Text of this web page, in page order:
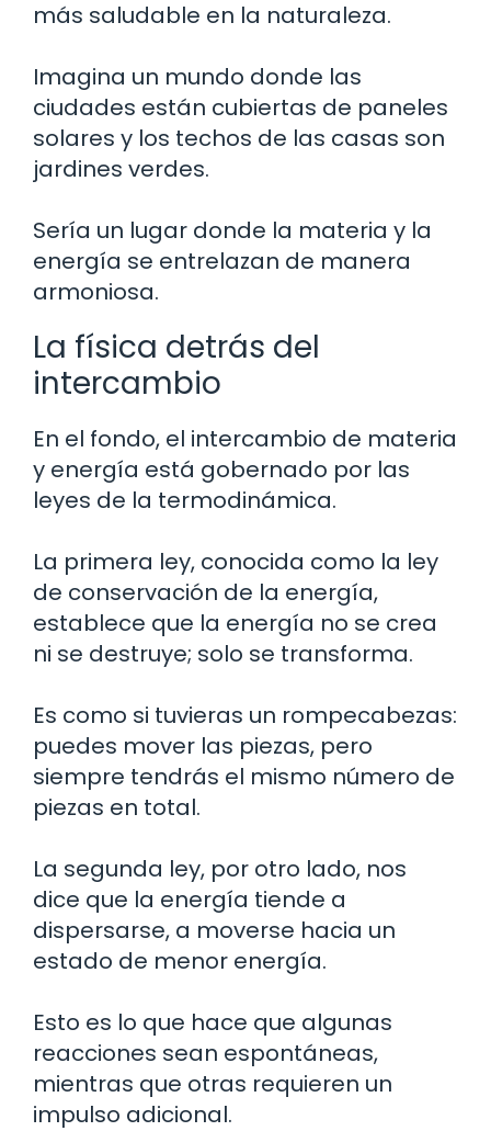
más saludable en la naturaleza.
Imagina un mundo donde las
ciudades están cubiertas de paneles
solares y los techos de las casas son
jardines verdes.
Sería un lugar donde la materia y la
energía se entrelazan de manera
armoniosa.
La física detrás del
intercambio
En el fondo, el intercambio de materia
y energía está gobernado por las
leyes de la termodinámica.
La primera ley, conocida como la ley
de conservación de la energía,
establece que la energía no se crea
ni se destruye; solo se transforma.
Es como si tuvieras un rompecabezas:
puedes mover las piezas, pero
siempre tendrás el mismo número de
piezas en total.
La segunda ley, por otro lado, nos
dice que la energía tiende a
dispersarse, a moverse hacia un
estado de menor energía.
Esto es lo que hace que algunas
reacciones sean espontáneas,
mientras que otras requieren un
impulso adicional.